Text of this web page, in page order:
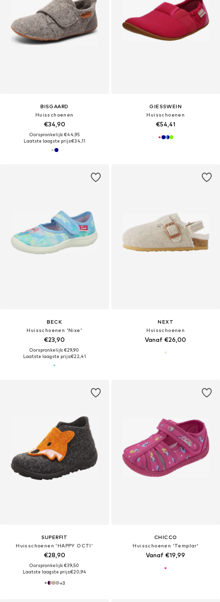
BISGAARD
Huisschoenen
€34,90
Oorspronkelijk: €44,95
Laatste laagste prijs:€34,11
GIESSWEIN
Huisschoenen
€54,41
BECK
Huisschoenen 'Nixe'
€23,90
Oorspronkelijk: €29,90
Laatste laagste prijs:€22,41
NEXT
Huisschoenen
Vanaf €26,00
SUPERFIT
Huisschoenen 'HAPPY OCTI'
€28,90
Oorspronkelijk: €39,50
Laatste laagste prijs:€20,94
+3
CHICCO
Huisschoenen 'Templar'
Vanaf €19,99